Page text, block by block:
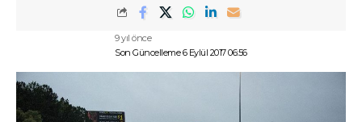
Son Güncelleme 6 Eylül 2017 06:56
9 yıl önce